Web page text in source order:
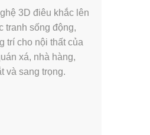
3D điêu khắc lên
tranh sống động,
trí cho nội thất của
xá, nhà hàng,
và sang trọng.